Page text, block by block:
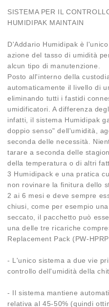
SISTEMA PER IL
HUMIDIPAK MAINTAIN
D'Addario Humidipak è
azione del tasso di umidità
alcun tipo di manutenzione.
Posto all'interno della
automaticamente il livello di
eliminando tutti i fastidi
umidificatori. A differenza
infatti, il sistema Humidipak
doppio senso" dell'umidità,
seconda delle necessità.
tarare a seconda delle
della temperatura o di altri
3 Humidipack e una pratica
non rovinare la finitura dello
2 ai 6 mesi e deve sempre
chiusi, come per esempio
seccato, il pacchetto può
una delle tre ricariche
Replacement Pack (PW-
- L'unico sistema a due vie
controllo dell'umidità della
- Il sistema mantiene
relativa al 45-50% (quindi